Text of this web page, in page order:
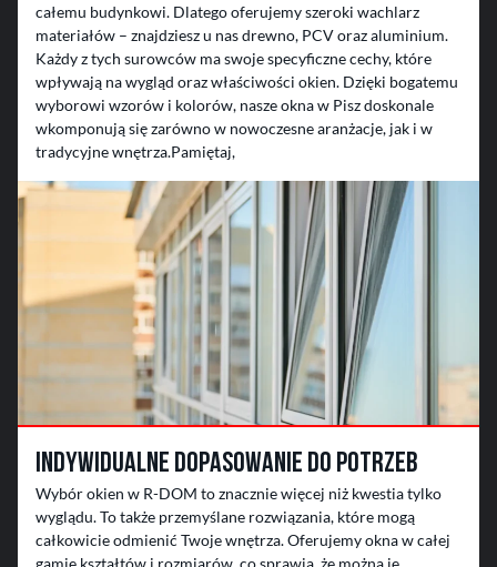
całemu budynkowi. Dlatego oferujemy szeroki wachlarz
materiałów – znajdziesz u nas drewno, PCV oraz aluminium.
Każdy z tych surowców ma swoje specyficzne cechy, które
wpływają na wygląd oraz właściwości okien. Dzięki bogatemu
wyborowi wzorów i kolorów, nasze okna w Pisz doskonale
wkomponują się zarówno w nowoczesne aranżacje, jak i w
tradycyjne wnętrza.Pamiętaj,
Indywidualne dopasowanie do potrzeb
Wybór okien w R-DOM to znacznie więcej niż kwestia tylko
wyglądu. To także przemyślane rozwiązania, które mogą
całkowicie odmienić Twoje wnętrza. Oferujemy okna w całej
gamie kształtów i rozmiarów, co sprawia, że można je